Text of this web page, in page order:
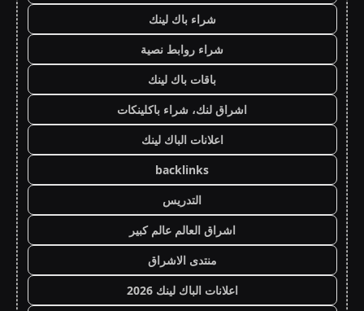
شراء باك لينك
شراء روابط نصية
باقات باك لينك
اشراق لنك، شراء باكلينكات
اعلانات الباك لينك
backlinks
التدريس
اشراق العالم عالم كبير
منتدى الاشراق
اعلانات الباك لينك 2026